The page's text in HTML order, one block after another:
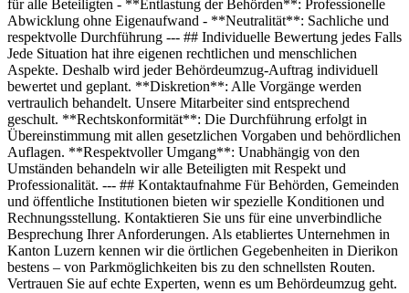
für alle Beteiligten - **Entlastung der Behörden**: Professionelle
Abwicklung ohne Eigenaufwand - **Neutralität**: Sachliche und
respektvolle Durchführung --- ## Individuelle Bewertung jedes Falls
Jede Situation hat ihre eigenen rechtlichen und menschlichen
Aspekte. Deshalb wird jeder Behördeumzug-Auftrag individuell
bewertet und geplant. **Diskretion**: Alle Vorgänge werden
vertraulich behandelt. Unsere Mitarbeiter sind entsprechend
geschult. **Rechtskonformität**: Die Durchführung erfolgt in
Übereinstimmung mit allen gesetzlichen Vorgaben und behördlichen
Auflagen. **Respektvoller Umgang**: Unabhängig von den
Umständen behandeln wir alle Beteiligten mit Respekt und
Professionalität. --- ## Kontaktaufnahme Für Behörden, Gemeinden
und öffentliche Institutionen bieten wir spezielle Konditionen und
Rechnungsstellung. Kontaktieren Sie uns für eine unverbindliche
Besprechung Ihrer Anforderungen. Als etabliertes Unternehmen in
Kanton Luzern kennen wir die örtlichen Gegebenheiten in Dierikon
bestens – von Parkmöglichkeiten bis zu den schnellsten Routen.
Vertrauen Sie auf echte Experten, wenn es um Behördeumzug geht.